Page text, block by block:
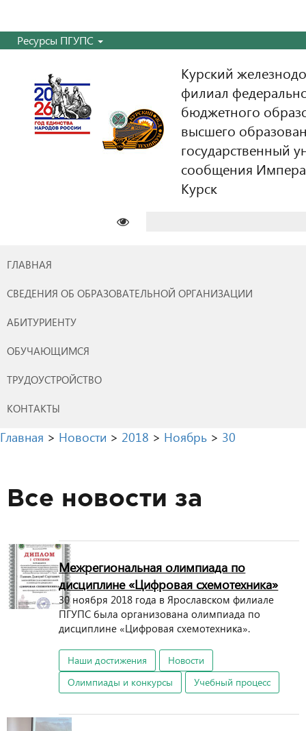
Ресурсы ПГУПС
Курский
филиал
бюджетного
высшего
государственный
сообщения
Курск
ГЛАВНАЯ
СВЕДЕНИЯ ОБ ОБРАЗОВАТЕЛЬНОЙ ОРГАНИЗАЦИИ
АБИТУРИЕНТУ
ОБУЧАЮЩИМСЯ
ТРУДОУСТРОЙСТВО
КОНТАКТЫ
Главная > Новости > 2018 > Ноябрь > 30
Все новости за
Межрегиональная олимпиада по
дисциплине «Цифровая схемотехника»
30 ноября 2018 года в Ярославском филиале
ПГУПС была организована олимпиада по
дисциплине «Цифровая схемотехника».
Наши достижения
Новости
Олимпиады и конкурсы
Учебный процесс